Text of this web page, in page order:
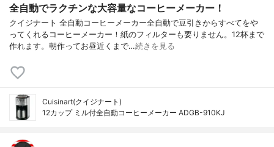
全自動でラクチンな大容量なコーヒーメーカー！
クイジナート 全自動コーヒーメーカー全自動で豆引きからすべてをや
ってくれるコーヒーメーカー！紙のフィルターも要りません。12杯まで
作れます。朝作ってお昼近くまで…続きを見る
Cuisinart(クイジナート)
12カップ ミル付全自動コーヒーメーカー ADGB-910KJ